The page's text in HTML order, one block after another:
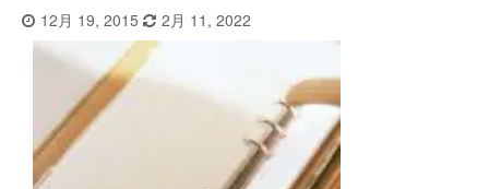
12月 19, 2015 2月 11, 2022